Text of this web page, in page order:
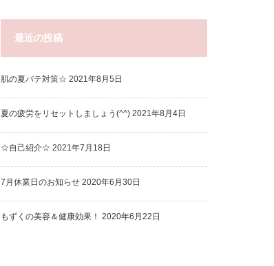
最近の投稿
肌の夏バテ対策☆ 2021年8月5日
夏の疲労をリセットしましょう(^^) 2021年8月4日
☆自己紹介☆ 2021年7月18日
7月休業日のお知らせ 2020年6月30日
もずくの美容＆健康効果！ 2020年6月22日